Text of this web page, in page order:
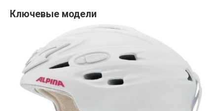
Ключевые модели